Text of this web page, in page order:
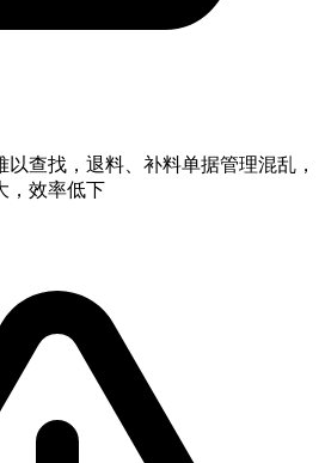
查找，退料、补料单据管理混乱，
，效率低下